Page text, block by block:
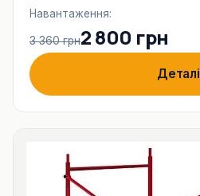
Навантаження:
3 360 грн2 800 грн
Деталі